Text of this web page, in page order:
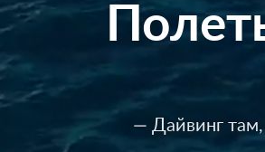
— Дайвинг там,